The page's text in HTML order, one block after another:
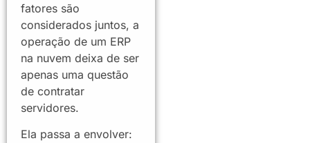
fatores são
considerados juntos, a
operação de um ERP
na nuvem deixa de ser
apenas uma questão
de contratar
servidores.
Ela passa a envolver: